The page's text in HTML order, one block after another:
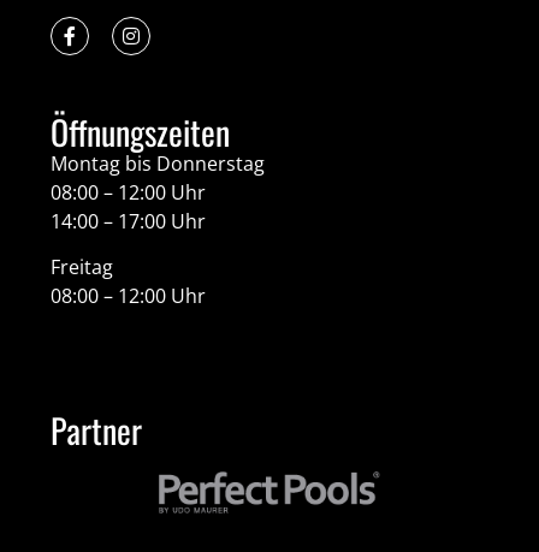
Öffnungszeiten
Montag bis Donnerstag
08:00 – 12:00 Uhr
14:00 – 17:00 Uhr
Freitag
08:00 – 12:00 Uhr
Partner